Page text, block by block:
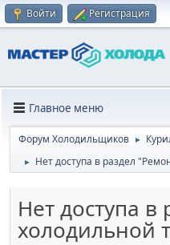
Войти Регистрация
Главное меню
Форум Холодильщиков ►
► Нет доступа в раздел
Нет доступа
холодильной